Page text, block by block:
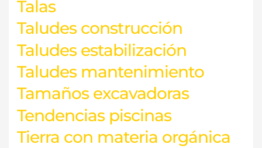
Talas
Taludes construcción
Taludes estabilización
Taludes mantenimiento
Tamaños excavadoras
Tendencias piscinas
Tierra con materia orgánica